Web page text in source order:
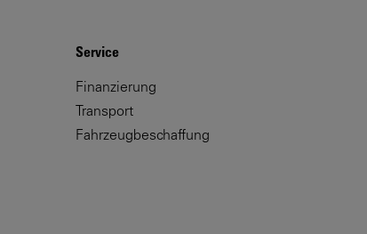
Service
Finanzierung
Transport
Fahrzeugbeschaffung